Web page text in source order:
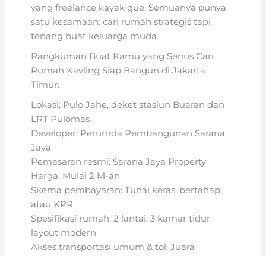
yang freelance kayak gue. Semuanya punya
satu kesamaan: cari rumah strategis tapi
tenang buat keluarga muda.
Rangkuman Buat Kamu yang Serius Cari
Rumah Kavling Siap Bangun di Jakarta
Timur:
Lokasi: Pulo Jahe, deket stasiun Buaran dan
LRT Pulomas
Developer: Perumda Pembangunan Sarana
Jaya
Pemasaran resmi: Sarana Jaya Property
Harga: Mulai 2 M-an
Skema pembayaran: Tunai keras, bertahap,
atau KPR
Spesifikasi rumah: 2 lantai, 3 kamar tidur,
layout modern
Akses transportasi umum & tol: Juara